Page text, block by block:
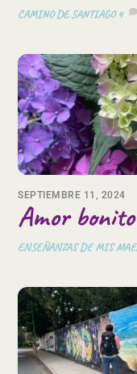
CAMINO DE SANTIAGO 4
SEPTIEMBRE 11, 2024
Amor bonito
ENSEÑANZAS DE MIS